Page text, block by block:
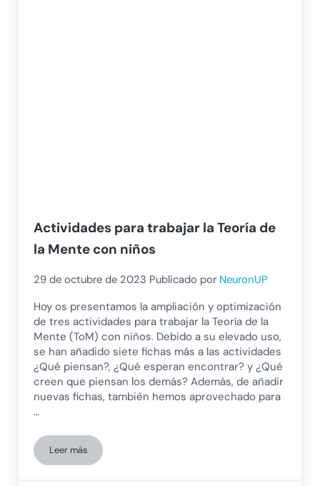
Actividades para trabajar la Teoría de
la Mente con niños
29 de octubre de 2023 Publicado por NeuronUP
Hoy os presentamos la ampliación y optimización
de tres actividades para trabajar la Teoría de la
Mente (ToM) con niños. Debido a su elevado uso,
se han añadido siete fichas más a las actividades
¿Qué piensan?, ¿Qué esperan encontrar? y ¿Qué
creen que piensan los demás? Además, de añadir
nuevas fichas, también hemos aprovechado para
…
Leer másActividades para trabajar la Teoría de la Mente con niños